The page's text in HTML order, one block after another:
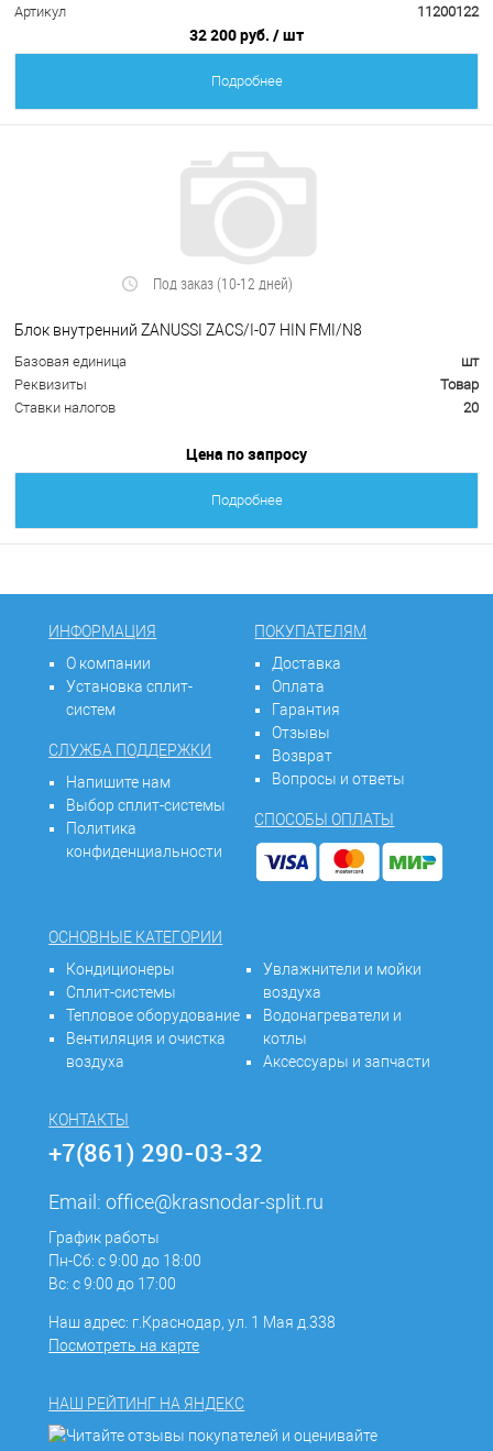
Артикул
11200122
32 200 руб. / шт
Подробнее
Под заказ (10-12 дней)
Блок внутренний ZANUSSI ZACS/I-07 HIN FMI/N8
Базовая единица
шт
Реквизиты
Товар
Ставки налогов
20
Цена по запросу
Подробнее
ИНФОРМАЦИЯ
О компании
Установка сплит-
систем
СЛУЖБА ПОДДЕРЖКИ
Напишите нам
Выбор сплит-системы
Политика
конфиденциальности
ПОКУПАТЕЛЯМ
Доставка
Оплата
Гарантия
Отзывы
Возврат
Вопросы и ответы
СПОСОБЫ ОПЛАТЫ
ОСНОВНЫЕ КАТЕГОРИИ
Кондиционеры
Сплит-системы
Тепловое оборудование
Вентиляция и очистка
воздуха
Увлажнители и мойки
воздуха
Водонагреватели и
котлы
Аксессуары и запчасти
КОНТАКТЫ
+7(861) 290-03-32
Email:office@krasnodar-split.ru
График работы
Пн-Сб: с 9:00 до 18:00
Вс: с 9:00 до 17:00
Наш адрес: г.Краснодар, ул. 1 Мая д.338
Посмотреть на карте
НАШ РЕЙТИНГ НА ЯНДЕКС